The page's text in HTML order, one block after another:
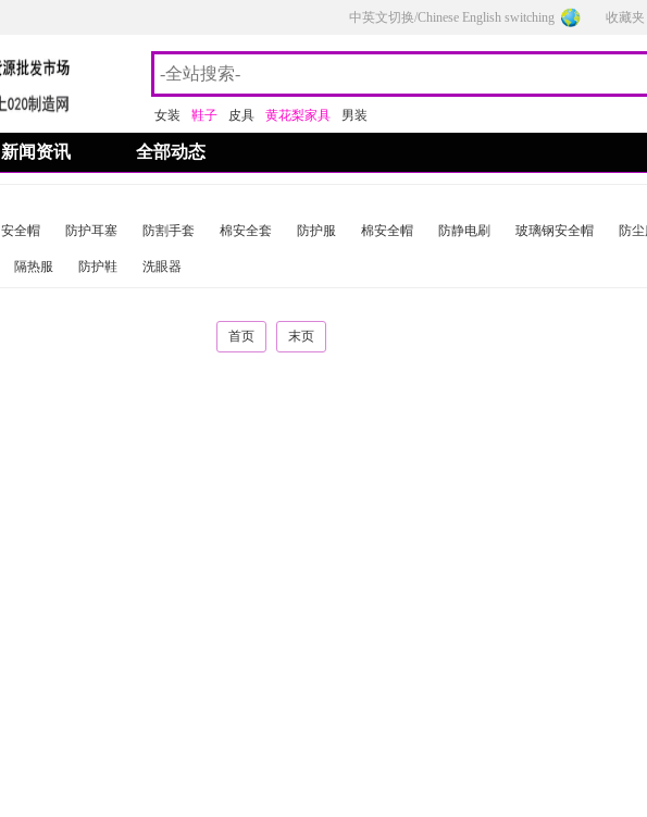
中英文切换/Chinese English switching 收藏夹
女装 鞋子 皮具 黄花梨家具 男装
新闻资讯 全部动态
安全帽 防护耳塞 防割手套 棉安全套 防护服 棉安全帽 防静电刷 玻璃钢安全帽 防
隔热服 防护鞋 洗眼器
首页 末页